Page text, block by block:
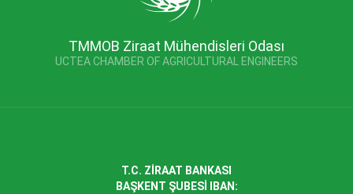
TMMOB Ziraat Mühendisleri Odası
UCTEA CHAMBER OF AGRICULTURAL ENGINEERS
T.C. ZİRAAT BANKASI
BAŞKENT ŞUBESİ IBAN: